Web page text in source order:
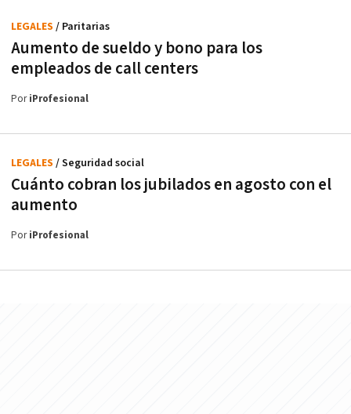
Aumento de sueldo y bono para los
empleados de call centers
LEGALES / Paritarias
PoriProfesional
Cuánto cobran los jubilados en agosto con el
aumento
LEGALES / Seguridad social
PoriProfesional